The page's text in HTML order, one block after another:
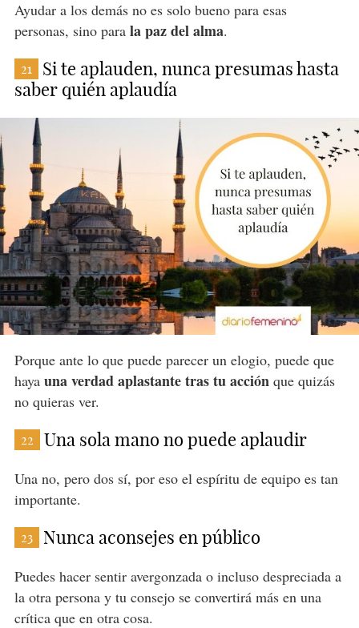
Ayudar a los demás no es solo bueno para esas
personas, sino para la paz del alma.
21
Si te aplauden, nunca presumas hasta
saber quién aplaudía
Porque ante lo que puede parecer un elogio, puede que
haya una verdad aplastante tras tu acción que quizás
no quieras ver.
22 Una sola mano no puede aplaudir
Una no, pero dos sí, por eso el espíritu de equipo es tan
importante.
23 Nunca aconsejes en público
Puedes hacer sentir avergonzada o incluso despreciada a
la otra persona y tu consejo se convertirá más en una
crítica que en otra cosa.